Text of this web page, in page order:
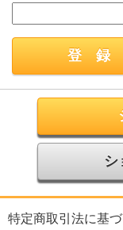
シ
特定商取引法に基